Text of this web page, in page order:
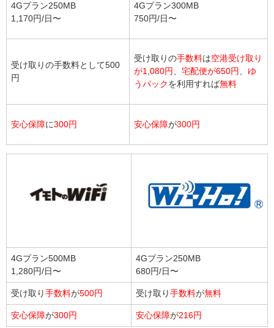
4Gプラン250MB
1,170円/日〜
4Gプラン300MB
750円/日〜
受け取りの手数料として500
円
受け取りの手数料は空港受け取り
が1,080円
宅配便が650円
ゆ
うパック を利用すれば無料
安心保障に300円 安心保障が300円
4Gプラン500MB
1,280円/日〜
4Gプラン250MB
680円/日〜
受け取り 手数料が500円 受け取り 手数料が無料
安心保障が300円 安心保障が216円